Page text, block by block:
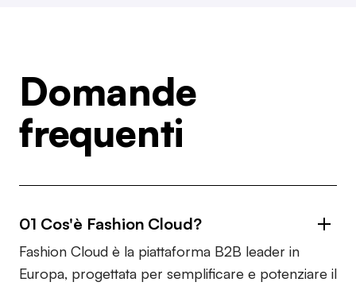
Domande
frequenti
01 Cos'è Fashion Cloud?
Fashion Cloud è la piattaforma B2B leader in
Europa, progettata per semplificare e potenziare il